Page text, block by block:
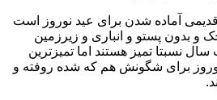
آماده شدن برای عید نوروز است
و بدون پستو و انباری و زیرزمین
نسبتا تمیز هستند اما تمیزترین
برای شگونش هم که شده روفته و